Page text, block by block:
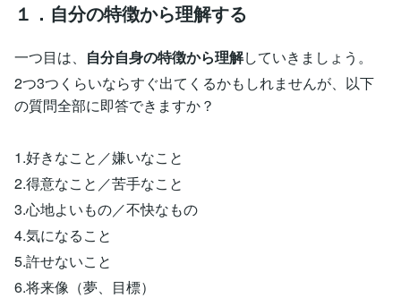
１．自分の特徴から理解する
一つ目は、 自分自身の特徴から理解していきましょう。
2つ3つくらいならすぐ出てくるかもしれませんが、以下
の質問全部に即答できますか？
1.好きなこと／嫌いなこと
2.得意なこと／苦手なこと
3.心地よいもの／不快なもの
4.気になること
5.許せないこと
6.将来像（夢、目標）